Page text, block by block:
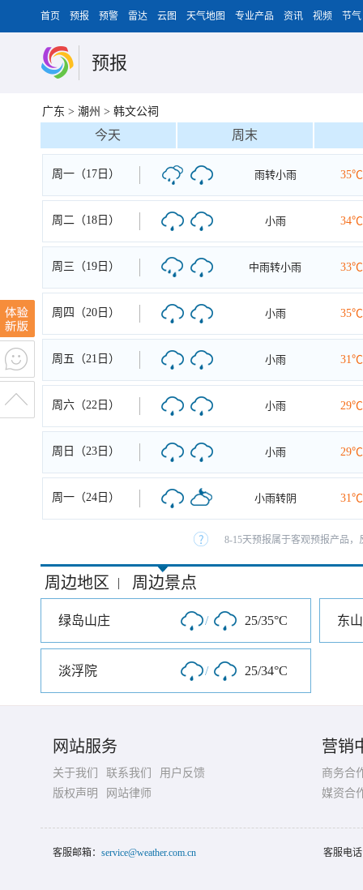
首页 预报 预警 雷达 云图 天气地图 专业产品 资讯 视频 节气
预报
广东 > 潮州 > 韩文公祠
今天 周末
周一（17日） 雨转小雨 35℃
周二（18日） 小雨 34℃
周三（19日） 中雨转小雨 33℃
周四（20日） 小雨 35℃
周五（21日） 小雨 31℃
周六（22日） 小雨 29℃
周日（23日） 小雨 29℃
周一（24日） 小雨转阴 31℃
8-15天预报属于客观预报产品
周边地区 | 周边景点
绿岛山庄 / 25/35°C 东
淡浮院 / 25/34°C
网站服务
关于我们 联系我们
用户反馈
版权声明
网站律师
营销
商务合
媒资合
客服邮箱： service@weather.com.cn 客服电